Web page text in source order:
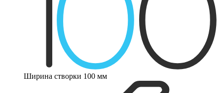
Ширина створки 100 мм